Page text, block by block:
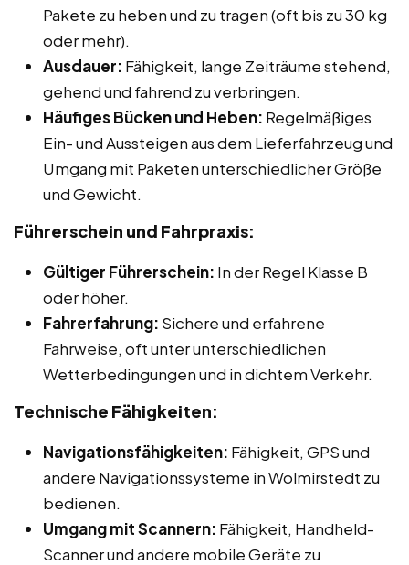
Pakete zu heben und zu tragen (oft bis zu 30 kg
oder mehr).
Ausdauer: Fähigkeit, lange Zeiträume stehend,
gehend und fahrend zu verbringen.
Häufiges Bücken und Heben: Regelmäßiges
Ein- und Aussteigen aus dem Lieferfahrzeug und
Umgang mit Paketen unterschiedlicher Größe
und Gewicht.
Führerschein und Fahrpraxis:
Gültiger Führerschein: In der Regel Klasse B
oder höher.
Fahrerfahrung: Sichere und erfahrene
Fahrweise, oft unter unterschiedlichen
Wetterbedingungen und in dichtem Verkehr.
Technische Fähigkeiten:
Navigationsfähigkeiten: Fähigkeit, GPS und
andere Navigationssysteme in Wolmirstedt zu
bedienen.
Umgang mit Scannern: Fähigkeit, Handheld-
Scanner und andere mobile Geräte zu